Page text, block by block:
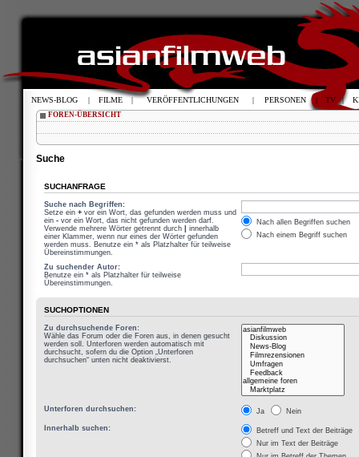
FOREN-ÜBERSICHT
Suche
SUCHANFRAGE
Suche nach Begriffen:
Setze ein + vor ein Wort, das gefunden werden muss und
ein - vor ein Wort, das nicht gefunden werden darf.
Verwende mehrere Wörter getrennt durch
innerhalb
einer Klammer, wenn nur eines der Wörter gefunden
werden muss. Benutze ein * als Platzhalter für teilweise
Übereinstimmungen.
Nach allen Begriffen suchen
Nach einem Begriff suchen
Zu suchender Autor:
Benutze ein * als Platzhalter für teilweise
Übereinstimmungen.
SUCHOPTIONEN
Zu durchsuchende Foren:
Wähle das Forum oder die Foren aus, in denen gesucht
werden soll. Unterforen werden automatisch mit
durchsucht, sofern du die Option „Unterforen
durchsuchen“ unten nicht deaktivierst.
Unterforen durchsuchen: Ja Nein
Innerhalb suchen:
Betreff und Text der Beiträge
Nur im Text der Beiträge
NEWS-BLOG | FILME | VERÖFFENTLICHUNGEN | PERSONEN | TV |